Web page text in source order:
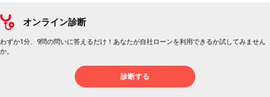
オンライン診断
わずか1分、9問の問いに答えるだけ！あなたが自社ローンを利用できるか試してみません
か。
診断する